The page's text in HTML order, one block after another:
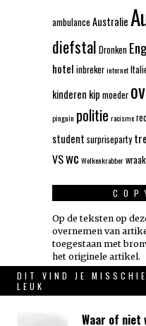
ambulance Australie
diefstal Dronken
hotel inbrekerinternet
kinderen kip moeder
pinguin politie racisme
student surpriseparty
VSwc Wolkenkrabberwraak
Op de teksten op
overnemen van
toegestaan met
het originele artikel.
DIT VIND JE
LEUK
Waar of niet